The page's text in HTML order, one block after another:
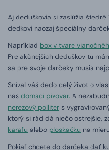
Aj deduškovia si zaslúžia štedré
dedkovi naozaj špeciálny
Napríklad box v tvare
Pre akčnejších deduškov tu
sa pre svoje darčeky musia
Sníval váš dedo celý život o
náš domáci pivovar. A
nerezový polliter s
ktorý si rád dá niečo ostrejšie,
karafu alebo ploskačku na
Pokiaľ chcete do darčeka dať